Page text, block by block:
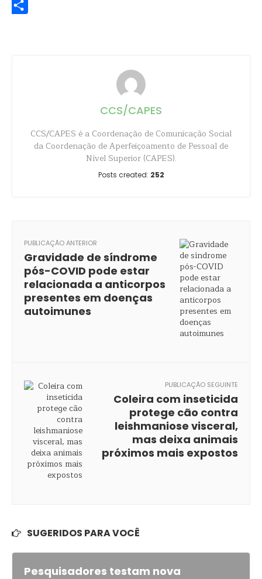
CCS/CAPES
CCS/CAPES é a Coordenação de Comunicação Social
da Coordenação de Aperfeiçoamento de Pessoal de
Nível Superior (CAPES).
Posts created: 252
PUBLICAÇÃO ANTERIOR
Gravidade de síndrome
pós-COVID pode estar
relacionada a anticorpos
presentes em doenças
autoimunes
PUBLICAÇÃO SEGUINTE
Coleira com inseticida
protege cão contra
leishmaniose visceral,
mas deixa animais
próximos mais expostos
SUGERIDOS PARA VOCÊ
Pesquisadores testam nova